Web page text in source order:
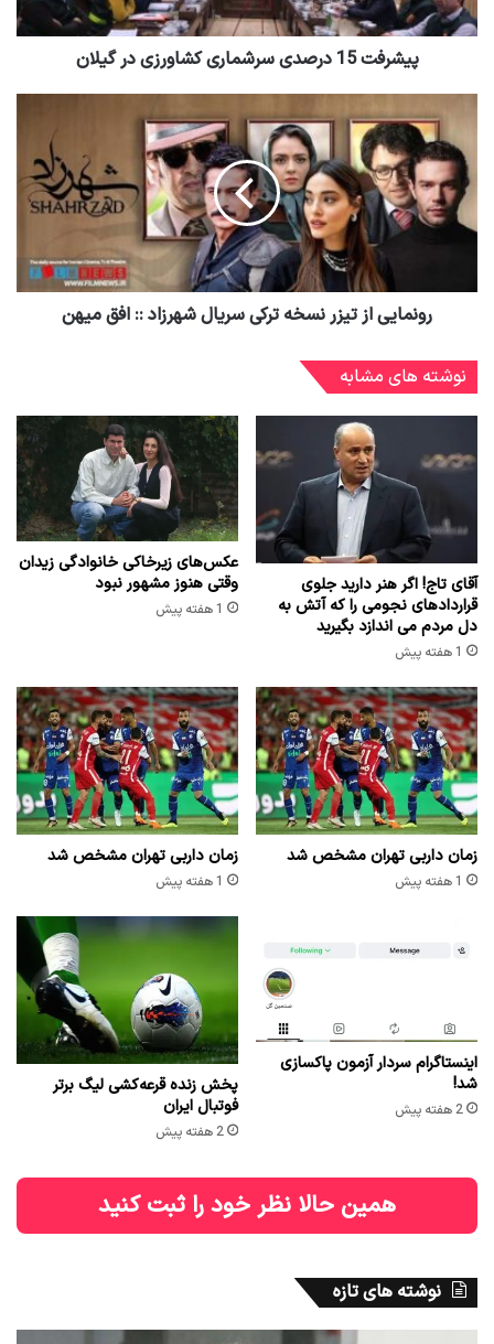
پیشرفت 15 درصدی سرشماری کشاورزی در گیلان
رونمایی از تیزر نسخه ترکی سریال شهرزاد :: افق میهن
نوشته های مشابه
آقای تاج! اگر هنر دارید جلوی
قراردادهای نجومی را که آتش به
دل مردم می اندازد بگیرید
1 هفته پیش
عکس‌های زیرخاکی خانوادگی زیدان
وقتی هنوز مشهور نبود
1 هفته پیش
زمان داربی تهران مشخص شد
1 هفته پیش
زمان داربی تهران مشخص شد
1 هفته پیش
اینستاگرام سردار آزمون پاکسازی
شد!
2 هفته پیش
پخش زنده قرعه‌کشی لیگ برتر
فوتبال ایران
2 هفته پیش
همین حالا نظر خود را ثبت کنید
نوشته های تازه